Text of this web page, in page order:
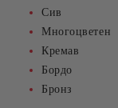
Сив
Многоцветен
Кремав
Бордо
Бронз